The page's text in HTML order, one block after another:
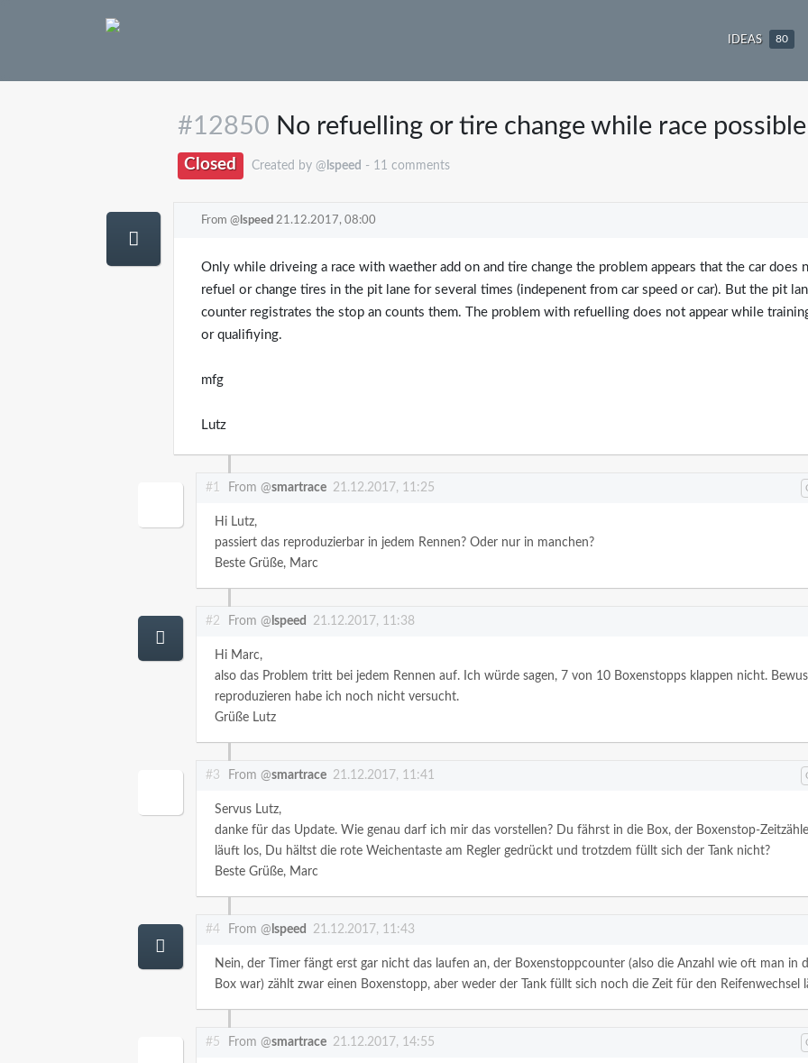
IDEAS 80
#12850 No refuelling or tire change while race possible
Closed Created by @ lspeed - 11 comments
From @ lspeed 21.12.2017, 08:00
Only while driveing a race with waether add on and tire change the problem appears that the car does
refuel or change tires in the pit lane for several times (indepenent from car speed or car). But the pit
counter registrates the stop an counts them. The problem with refuelling does not appear while
or qualifiying.
mfg
Lutz
#1 From @smartrace 21.12.2017, 11:25
Hi Lutz,
passiert das reproduzierbar in jedem Rennen? Oder nur in manchen?
Beste Grüße, Marc
#2 From @ lspeed 21.12.2017, 11:38
Hi Marc,
also das Problem tritt bei jedem Rennen auf. Ich würde sagen, 7 von 10 Boxenstopps klappen nicht.
reproduzieren habe ich noch nicht versucht.
Grüße Lutz
#3 From @smartrace 21.12.2017, 11:41
Servus Lutz,
danke für das Update. Wie genau darf ich mir das vorstellen? Du fährst in die Box, der Boxenstop-
läuft los, Du hältst die rote Weichentaste am Regler gedrückt und trotzdem füllt sich der Tank nicht?
Beste Grüße, Marc
#4 From @ lspeed 21.12.2017, 11:43
Nein, der Timer fängt erst gar nicht das laufen an, der Boxenstoppcounter (also die Anzahl wie oft man in
Box war) zählt zwar einen Boxenstopp, aber weder der Tank füllt sich noch die Zeit für den Reifenwechsel
#5 From @smartrace 21.12.2017, 14:55